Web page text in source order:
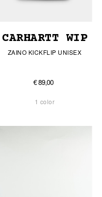
CARHARTT WIP
ZAINO KICKFLIP UNISEX
€ 89,00
1 color